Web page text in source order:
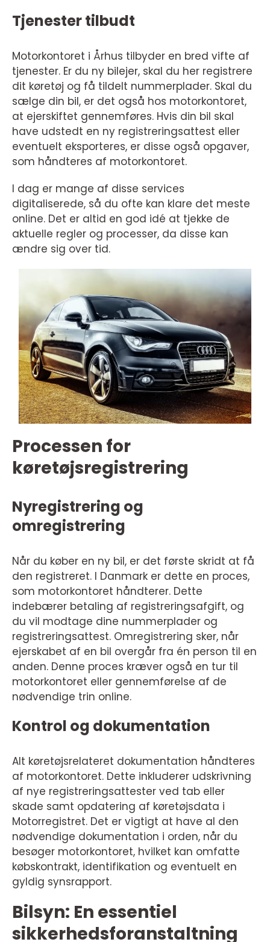
Tjenester tilbudt
Motorkontoret i Århus tilbyder en bred vifte af
tjenester. Er du ny bilejer, skal du her registrere
dit køretøj og få tildelt nummerplader. Skal du
sælge din bil, er det også hos motorkontoret,
at ejerskiftet gennemføres. Hvis din bil skal
have udstedt en ny registreringsattest eller
eventuelt eksporteres, er disse også opgaver,
som håndteres af motorkontoret.
I dag er mange af disse services
digitaliserede, så du ofte kan klare det meste
online. Det er altid en god idé at tjekke de
aktuelle regler og processer, da disse kan
ændre sig over tid.
Processen for
køretøjsregistrering
Nyregistrering og
omregistrering
Når du køber en ny bil, er det første skridt at få
den registreret. I Danmark er dette en proces,
som motorkontoret håndterer. Dette
indebærer betaling af registreringsafgift, og
du vil modtage dine nummerplader og
registreringsattest. Omregistrering sker, når
ejerskabet af en bil overgår fra én person til en
anden. Denne proces kræver også en tur til
motorkontoret eller gennemførelse af de
nødvendige trin online.
Kontrol og dokumentation
Alt køretøjsrelateret dokumentation håndteres
af motorkontoret. Dette inkluderer udskrivning
af nye registreringsattester ved tab eller
skade samt opdatering af køretøjsdata i
Motorregistret. Det er vigtigt at have al den
nødvendige dokumentation i orden, når du
besøger motorkontoret, hvilket kan omfatte
købskontrakt, identifikation og eventuelt en
gyldig synsrapport.
Bilsyn: En essentiel
sikkerhedsforanstaltning